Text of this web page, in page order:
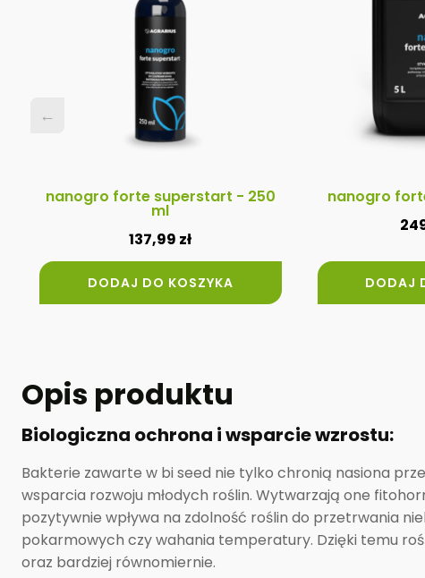
nanogro forte superstart - 250
ml
137,99 zł
DODAJ DO KOSZYKA
nanogro
DODAJ
←
←
Opis produktu
Biologiczna ochrona i wsparcie wzrostu:
Bakterie zawarte w bi seed nie tylko chronią nasiona
wsparcia rozwoju młodych roślin. Wytwarzają one
pozytywnie wpływa na zdolność roślin do przetrwania
pokarmowych czy wahania temperatury. Dzięki temu
oraz bardziej równomiernie.